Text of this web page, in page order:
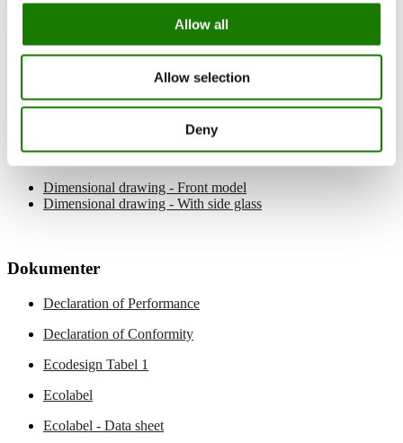
Allow all
Allow selection
Deny
Brugermanual
Tegninger
Dimensional drawing - Front model
Dimensional drawing - With side glass
Dokumenter
Declaration of Performance
Declaration of Conformity
Ecodesign Tabel 1
Ecolabel
Ecolabel - Data sheet